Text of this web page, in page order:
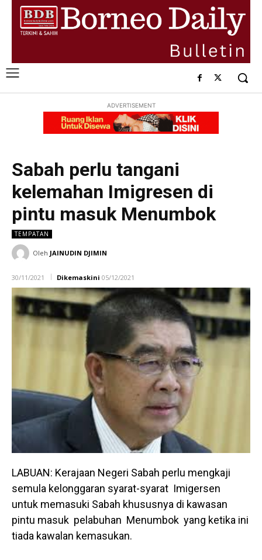
ADVERTISEMENT
Sabah perlu tangani
kelemahan Imigresen di
pintu masuk Menumbok
TEMPATAN
Oleh JAINUDIN DJIMIN
30/11/2021 Dikemaskini 05/12/2021
LABUAN: Kerajaan Negeri Sabah perlu mengkaji
semula kelonggaran syarat-syarat Imigersen
untuk memasuki Sabah khususnya di kawasan
pintu masuk pelabuhan Menumbok yang ketika ini
tiada kawalan kemasukan.